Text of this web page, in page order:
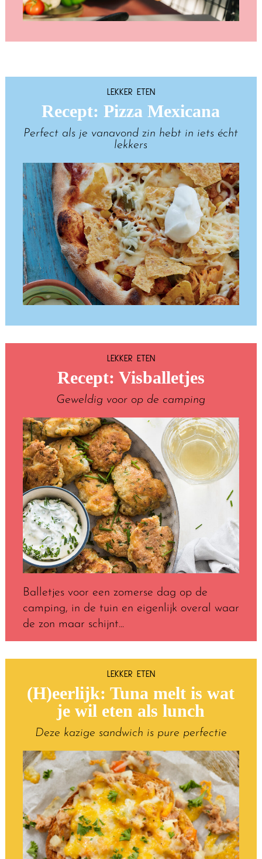
LEKKER ETEN
Recept: Pizza Mexicana
Perfect als je vanavond zin hebt in iets écht
lekkers
LEKKER ETEN
Recept: Visballetjes
Geweldig voor op de camping
Balletjes voor een zomerse dag op de
camping, in de tuin en eigenlijk overal waar
de zon maar schijnt...
LEKKER ETEN
(H)eerlijk: Tuna melt is wat
je wil eten als lunch
Deze kazige sandwich is pure perfectie